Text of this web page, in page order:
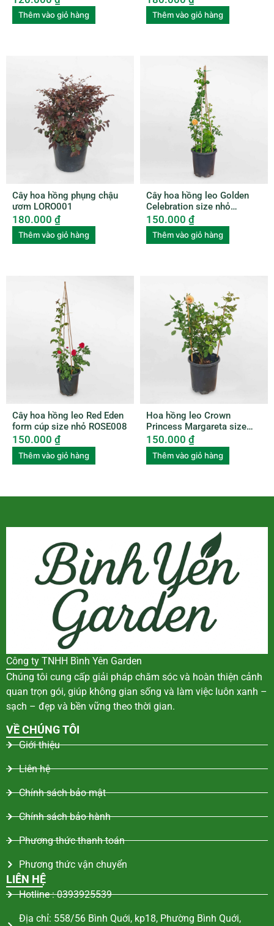
Thêm vào giỏ hàng Thêm vào giỏ hàng
Cây hoa hồng phụng chậu
ươm LORO001
180.000 ₫
Thêm vào giỏ hàng
Cây hoa hồng leo Golden
Celebration size nhỏ
ROSE006
150.000 ₫
Thêm vào giỏ hàng
Cây hoa hồng leo Red Eden
form cúp size nhỏ ROSE008
150.000 ₫
Thêm vào giỏ hàng
Hoa hồng leo Crown
Princess Margareta size
nhỏ ROSE010
150.000 ₫
Thêm vào giỏ hàng
Công ty TNHH Bình Yên Garden
Chúng tôi cung cấp giải pháp chăm sóc và hoàn thiện cảnh
quan trọn gói, giúp không gian sống và làm việc luôn xanh –
sạch – đẹp và bền vững theo thời gian.
VỀ CHÚNG TÔI
Giới thiệu
Liên hệ
Chính sách bảo mật
Chính sách bảo hành
Phương thức thanh toán
Phương thức vận chuyển
LIÊN HỆ
Hotline : 0393925539
Địa chỉ: 558/56 Bình Quới, kp18, Phường Bình Quới,